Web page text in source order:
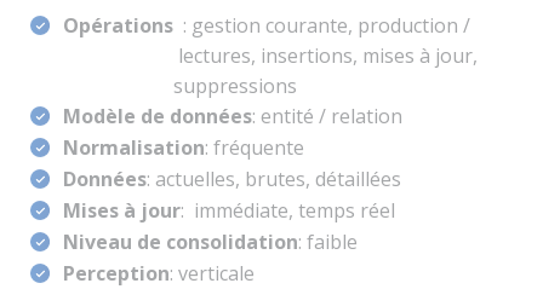
Opérations : gestion courante, production /
lectures, insertions, mises à jour,
suppressions
Modèle de données: entité / relation
Normalisation: fréquente
Données: actuelles, brutes, détaillées
Mises à jour: immédiate, temps réel
Niveau de consolidation: faible
Perception: verticale